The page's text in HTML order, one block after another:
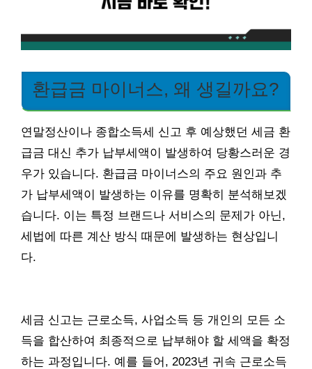
환급금 마이너스, 왜 생길까요?
연말정산이나 종합소득세 신고 후 예상했던 세금 환
급금 대신 추가 납부세액이 발생하여 당황스러운 경
우가 있습니다. 환급금 마이너스의 주요 원인과 추
가 납부세액이 발생하는 이유를 명확히 분석해보겠
습니다. 이는 특정 브랜드나 서비스의 문제가 아닌,
세법에 따른 계산 방식 때문에 발생하는 현상입니
다.
세금 신고는 근로소득, 사업소득 등 개인의 모든 소
득을 합산하여 최종적으로 납부해야 할 세액을 확정
하는 과정입니다. 예를 들어, 2023년 귀속 근로소득